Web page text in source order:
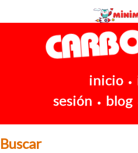
inicio •
sesión • blog
Buscar